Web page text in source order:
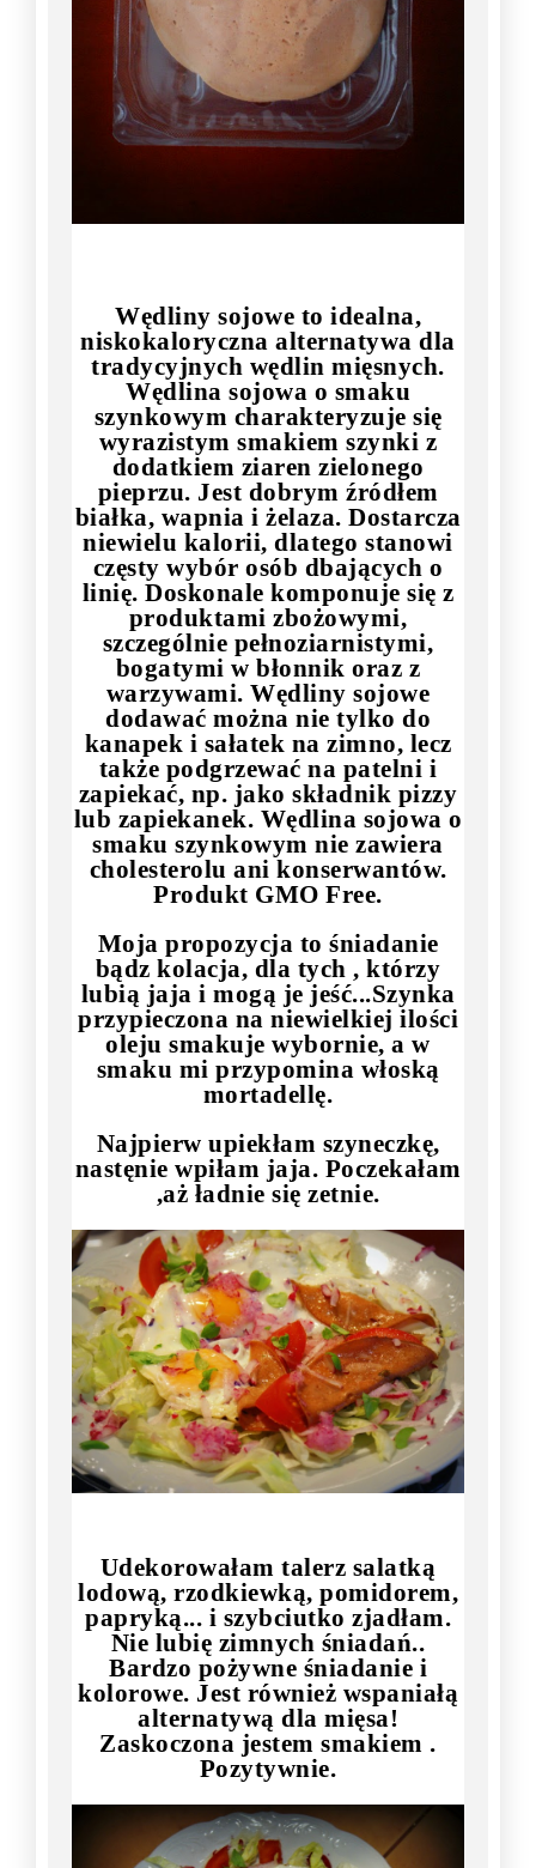
Wędliny sojowe to idealna,
niskokaloryczna alternatywa dla
tradycyjnych wędlin mięsnych.
Wędlina sojowa o smaku
szynkowym charakteryzuje się
wyrazistym smakiem szynki z
dodatkiem ziaren zielonego
pieprzu. Jest dobrym źródłem
białka, wapnia i żelaza. Dostarcza
niewielu kalorii, dlatego stanowi
częsty wybór osób dbających o
linię. Doskonale komponuje się z
produktami zbożowymi,
szczególnie pełnoziarnistymi,
bogatymi w błonnik oraz z
warzywami. Wędliny sojowe
dodawać można nie tylko do
kanapek i sałatek na zimno, lecz
także podgrzewać na patelni i
zapiekać, np. jako składnik pizzy
lub zapiekanek. Wędlina sojowa o
smaku szynkowym nie zawiera
cholesterolu ani konserwantów.
Produkt GMO Free.
Moja propozycja to śniadanie
bądz kolacja, dla tych , którzy
lubią jaja i mogą je jeść...Szynka
przypieczona na niewielkiej ilości
oleju smakuje wybornie, a w
smaku mi przypomina włoską
mortadellę.
Najpierw upiekłam szyneczkę,
nastęnie wpiłam jaja. Poczekałam
,aż ładnie się zetnie.
Udekorowałam talerz salatką
lodową, rzodkiewką, pomidorem,
papryką... i szybciutko zjadłam.
Nie lubię zimnych śniadań..
Bardzo pożywne śniadanie i
kolorowe. Jest również wspaniałą
alternatywą dla mięsa!
Zaskoczona jestem smakiem .
Pozytywnie.